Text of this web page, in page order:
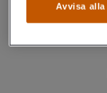
Avvisa alla